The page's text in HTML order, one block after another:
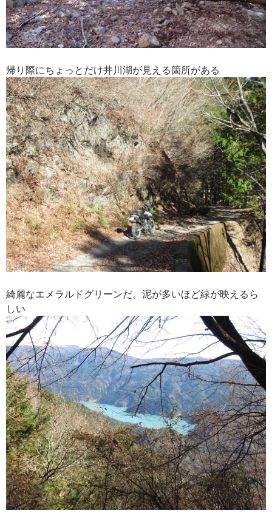
帰り際にちょっとだけ井川湖が見える箇所がある
綺麗なエメラルドグリーンだ。泥が多いほど緑が映えるら
しい